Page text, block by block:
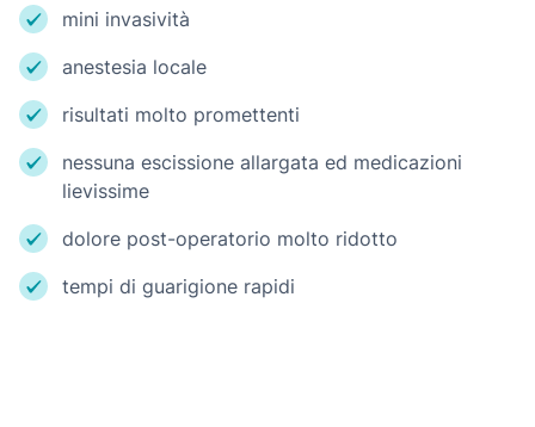
mini invasività
anestesia locale
risultati molto promettenti
nessuna escissione allargata ed medicazioni
lievissime
dolore post-operatorio molto ridotto
tempi di guarigione rapidi